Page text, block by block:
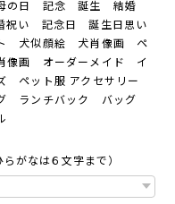
の日 記念 誕生 結婚
祝い 記念日 誕生日思い
犬似顔絵 犬肖像画 ペ
像画 オーダーメイド イ
ペット服 アクセサリー
ランチバック バッグ
がなは６文字まで）